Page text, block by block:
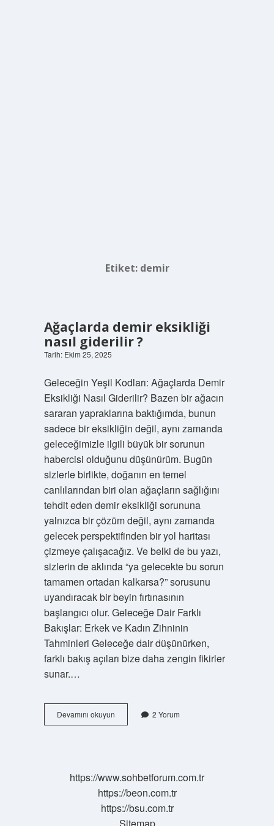
Etiket: demir
Ağaçlarda demir eksikliği
nasıl giderilir ?
Tarih: Ekim 25, 2025
Geleceğin Yeşil Kodları: Ağaçlarda Demir
Eksikliği Nasıl Giderilir? Bazen bir ağacın
sararan yapraklarına baktığımda, bunun
sadece bir eksikliğin değil, aynı zamanda
geleceğimizle ilgili büyük bir sorunun
habercisi olduğunu düşünürüm. Bugün
sizlerle birlikte, doğanın en temel
canlılarından biri olan ağaçların sağlığını
tehdit eden demir eksikliği sorununa
yalnızca bir çözüm değil, aynı zamanda
gelecek perspektifinden bir yol haritası
çizmeye çalışacağız. Ve belki de bu yazı,
sizlerin de aklında “ya gelecekte bu sorun
tamamen ortadan kalkarsa?” sorusunu
uyandıracak bir beyin fırtınasının
başlangıcı olur. Geleceğe Dair Farklı
Bakışlar: Erkek ve Kadın Zihninin
Tahminleri Geleceğe dair düşünürken,
farklı bakış açıları bize daha zengin fikirler
sunar.…
Devamını okuyunAğaçlarda
demir
2 Yorum
https://www.sohbetforum.com.tr
https://beon.com.tr
https://bsu.com.tr